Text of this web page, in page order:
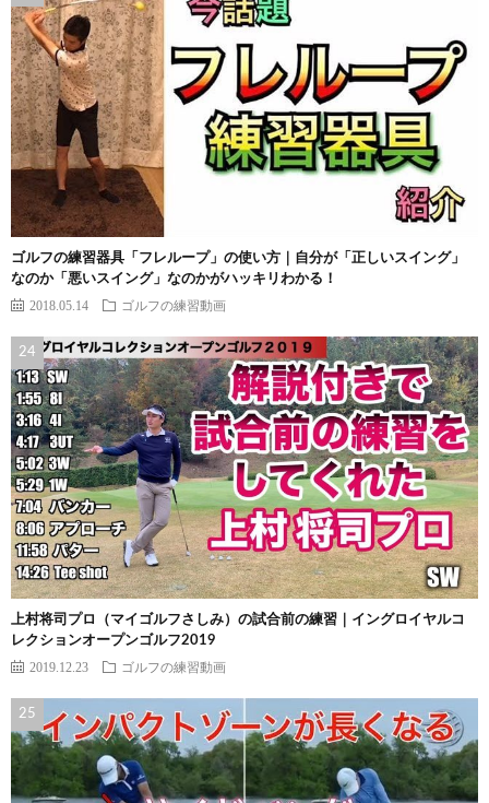
ゴルフの練習器具「フレループ」の使い方｜自分が「正しいスイング」
なのか「悪いスイング」なのかがハッキリわかる！
2018.05.14 ゴルフの練習動画
上村将司プロ（マイゴルフさしみ）の試合前の練習｜イングロイヤルコ
レクションオープンゴルフ2019
2019.12.23 ゴルフの練習動画